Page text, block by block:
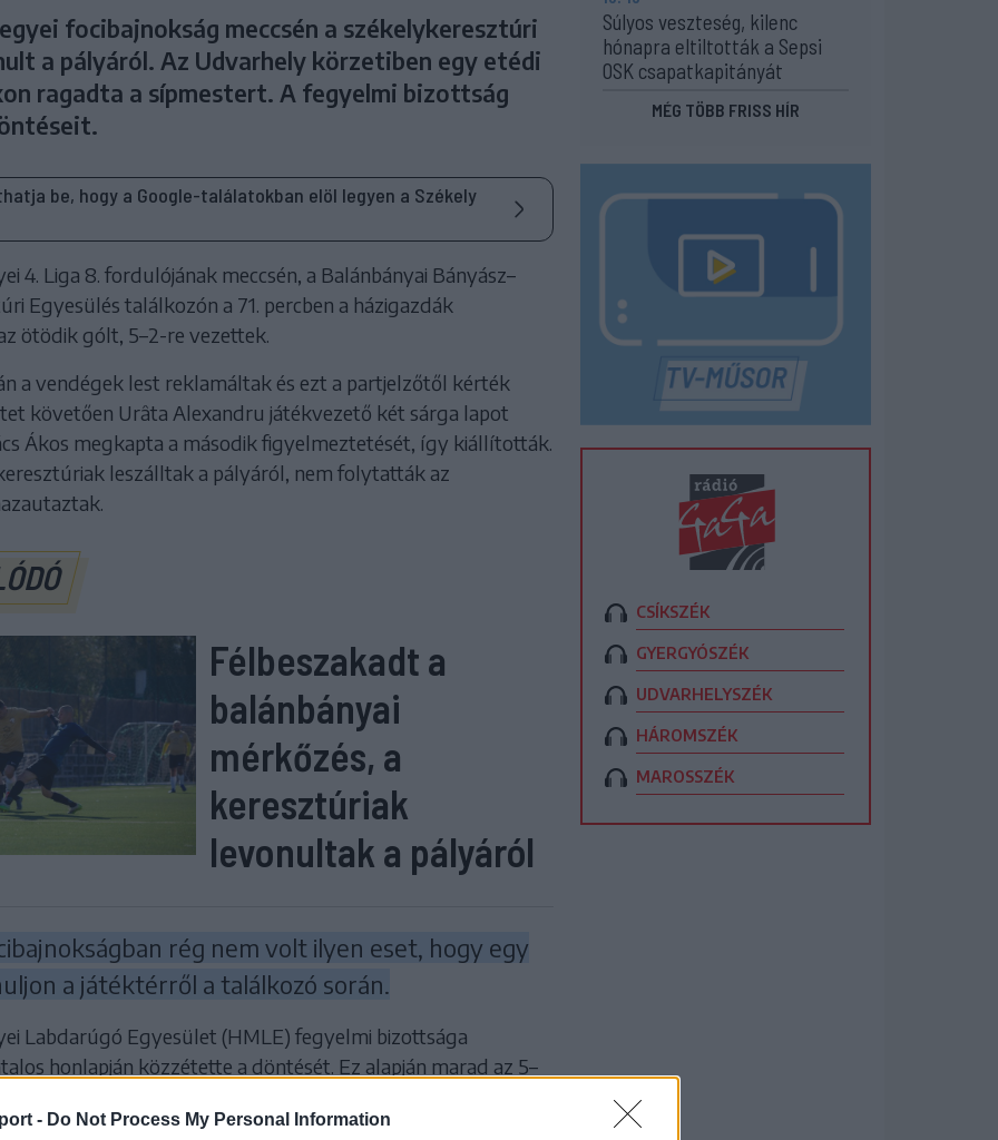
- Do Not Process My Personal Information
focibajnokság meccsén a székelykeresztúri
a pályáról. Az Udvarhely körzetiben egy etédi
ragadta a sípmestert. A fegyelmi bizottság
be, hogy a Google-találatokban elöl legyen a Székely
4. Liga 8. fordulójának meccsén, a Balánbányai Bányász–
Egyesülés találkozón a 71. percben a házigazdák
ötödik gólt, 5–2-re vezettek.
a vendégek lest reklamáltak és ezt a partjelzőtől kérték
követően Urâta Alexandru játékvezető két sárga lapot
Ákos megkapta a második figyelmeztetését, így kiállították.
leszálltak a pályáról, nem folytatták az
Félbeszakadt a
balánbányai
mérkőzés, a
keresztúriak
levonultak a pályáról
rég nem volt ilyen eset, hogy egy
a játéktérről a találkozó során.
Labdarúgó Egyesület (HMLE) fegyelmi bizottsága
honlapján közzétette a döntését. Ez alapján marad az 5–
Súlyos veszteség, kilenc
hónapra eltiltották a Sepsi
OSK csapatkapitányát
MÉG TÖBB FRISS HÍR
CSÍKSZÉK
GYERGYÓSZÉK
UDVARHELYSZÉK
HÁROMSZÉK
MAROSSZÉK